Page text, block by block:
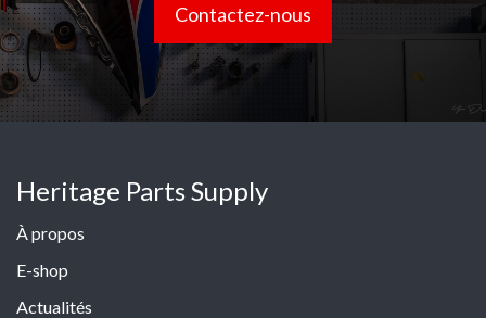
Contactez-nous
Heritage Parts Supply
À propos
E-shop
Actualités